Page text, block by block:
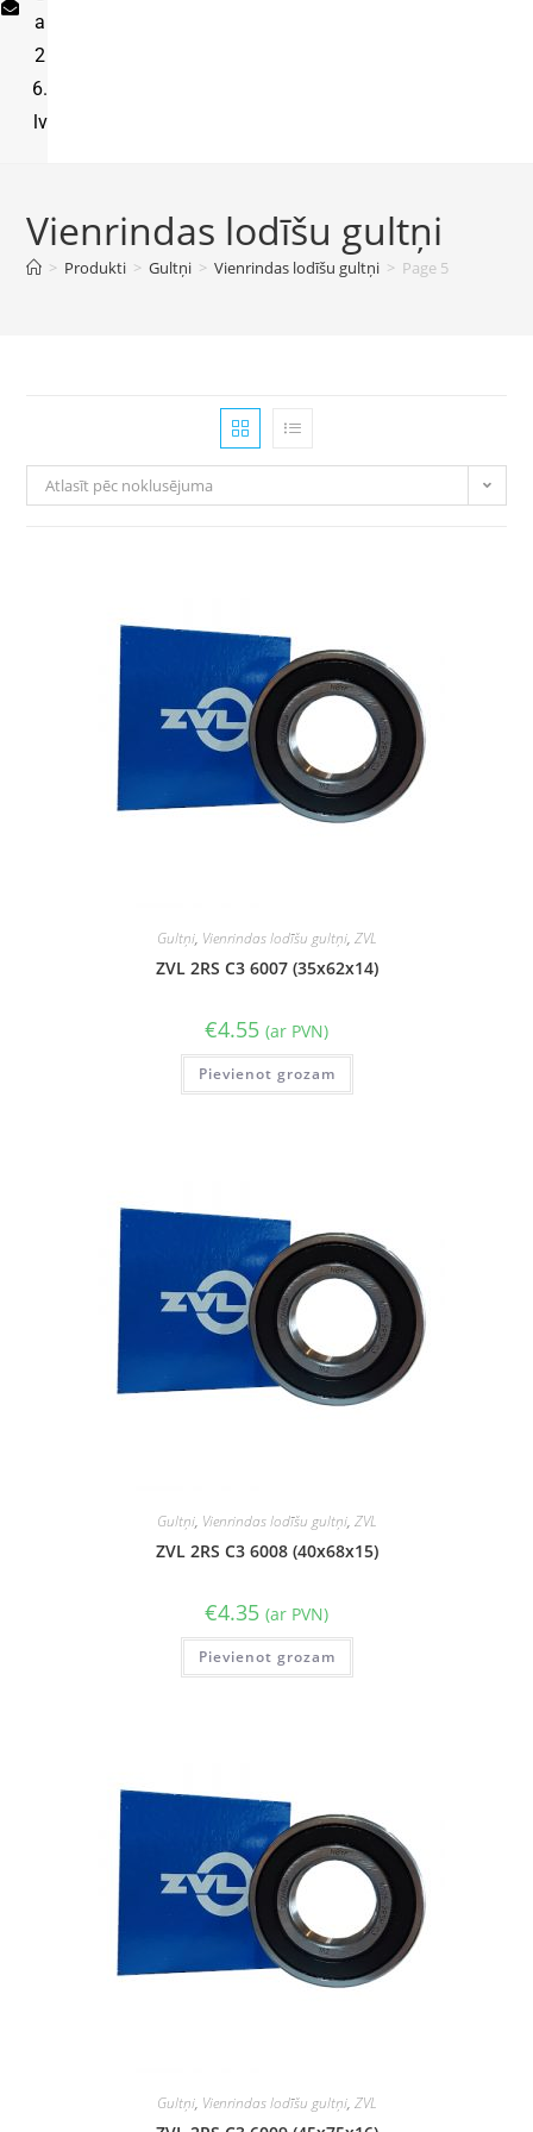
a
2
6.
lv
Vienrindas lodīšu gultņi
> Produkti > Gultņi > Vienrindas lodīšu gultņi > Page 5
Atlasīt pēc noklusējuma
Gultņi, Vienrindas lodīšu gultņi, ZVL
ZVL 2RS C3 6007 (35x62x14)
€4.55 (ar PVN)
Pievienot grozam
Gultņi, Vienrindas lodīšu gultņi, ZVL
ZVL 2RS C3 6008 (40x68x15)
€4.35 (ar PVN)
Pievienot grozam
Gultņi, Vienrindas lodīšu gultņi, ZVL